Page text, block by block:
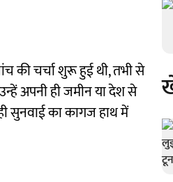
की चर्चा शुरू हुई थी, तभी से
अपनी ही जमीन या देश से
सुनवाई का कागज हाथ में